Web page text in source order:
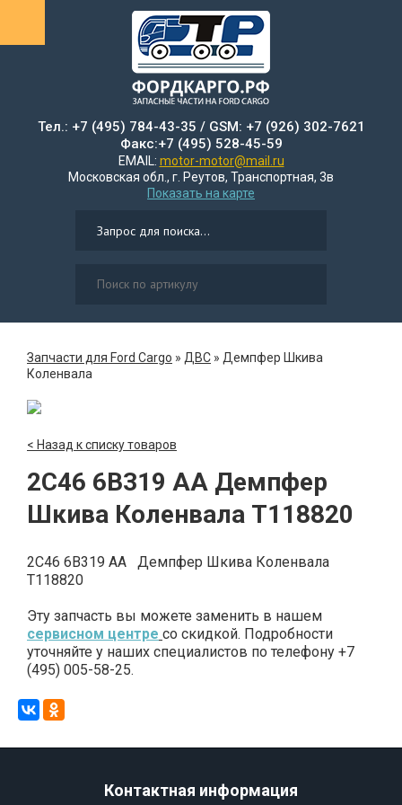
Тел.: +7 (495) 784-43-35 / GSM: +7 (926) 302-7621
Факс:+7 (495) 528-45-59
EMAIL: motor-motor@mail.ru
Московская обл., г. Реутов, Транспортная, 3в
Показать на карте
Запчасти для Ford Cargo » ДВС » Демпфер Шкива
Коленвала
< Назад к списку товаров
2C46 6B319 AA Демпфер
Шкива Коленвала T118820
2C46 6B319 AA Демпфер Шкива Коленвала
T118820
Эту запчасть вы можете заменить в нашем
сервисном центре со скидкой. Подробности
уточняйте у наших специалистов по телефону +7
(495) 005-58-25.
Контактная информация